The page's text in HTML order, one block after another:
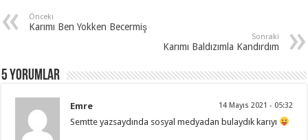
Önceki
Karımı Ben Yokken Becermiş
Sonraki
Karımı Baldızımla Kandırdım
5 Yorumlar
Emre 14 Mayıs 2021 - 05:32
Semtte yazsaydında sosyal medyadan bulaydık karıyı